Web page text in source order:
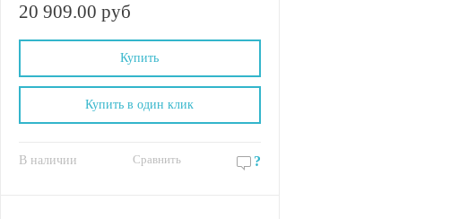
20 909.00 руб
Купить
В наличии Сравнить ?
Купить в один клик